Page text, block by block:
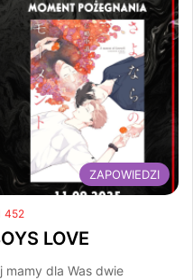
ZAPOWIEDZI
452
LOVE
mamy dla Was dwie